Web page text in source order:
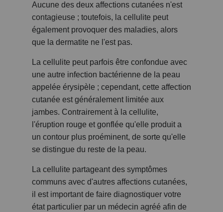
Aucune des deux affections cutanées n'est
contagieuse ; toutefois, la cellulite peut
également provoquer des maladies, alors
que la dermatite ne l'est pas.
La cellulite peut parfois être confondue avec
une autre infection bactérienne de la peau
appelée érysipèle ; cependant, cette affection
cutanée est généralement limitée aux
jambes. Contrairement à la cellulite,
l'éruption rouge et gonflée qu'elle produit a
un contour plus proéminent, de sorte qu'elle
se distingue du reste de la peau.
La cellulite partageant des symptômes
communs avec d'autres affections cutanées,
il est important de faire diagnostiquer votre
état particulier par un médecin agréé afin de